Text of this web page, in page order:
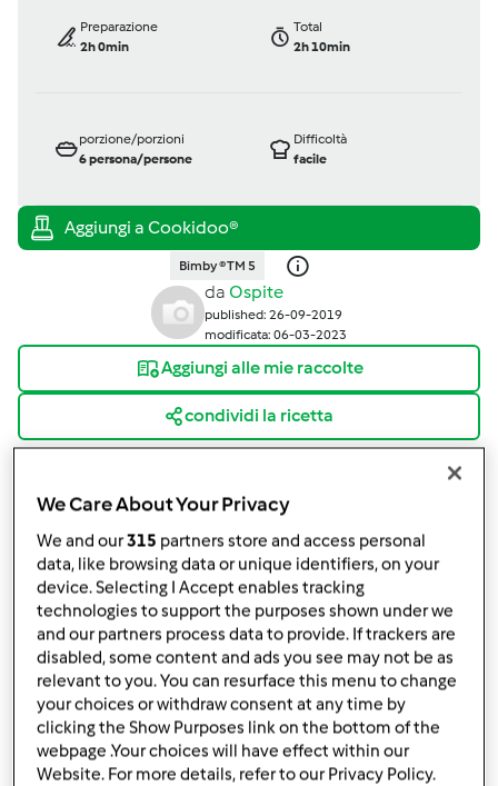
Preparazione
2h 0min
Total
2h 10min
porzione/porzioni
6persona/persone
Difficoltà
facile
Bimby ® TM 5
da Ospite
published: 26-09-2019
modificata: 06-03-2023
Aggiungi alle mie raccolte
condividi la ricetta
Crea variante
Ingredienti
PER L'IMPASTO
500g farina 0 per pizza
250gacqua
40gburro
10glievito di birra fresco
We Care About Your Privacy
We and our315 partners store and access personal
data, like browsing data or unique identifiers, on your
device. Selecting I Accept enables tracking
technologies to support the purposes shown under we
and our partners process data to provide. If trackers are
disabled, some content and ads you see may not be as
relevant to you. You can resurface this menu to change
your choices or withdraw consent at any time by
clicking the Show Purposes link on the bottom of the
webpage .Your choices will have effect within our
Website. For more details, refer to our Privacy Policy.